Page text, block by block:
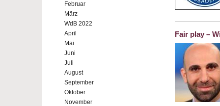
Februar
März
WdB 2022
April
Mai
Juni
Juli
August
September
Oktober
November
Fair play –